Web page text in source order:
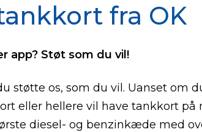
fra OK
app? Støt som du vil!
støtte os, som du vil. Uanset om
eller hellere vil have tankkort på
diesel- og benzinkæde med